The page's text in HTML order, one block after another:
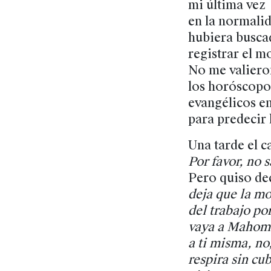
mi última vez
en la
hubiera
registrar el
No me
los
evangélicos
para predecir
Una tarde el
Por favor, no
Pero quiso
deja que la
del trabajo
vaya a
a ti misma,
respira sin